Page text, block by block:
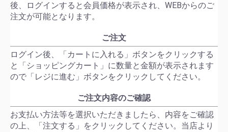
後、ログインすると会員価格が表示され、WEBからのご
注文が可能となります。
ご注文
ログイン後、「カートに入れる」ボタンをクリックする
と「ショッピングカート」に数量と金額が表示されます
ので「レジに進む」ボタンをクリックしてください。
ご注文内容のご確認
お支払い方法等を選択いただきましたら、内容をご確認
の上、「注文する」をクリックしてください。当店より